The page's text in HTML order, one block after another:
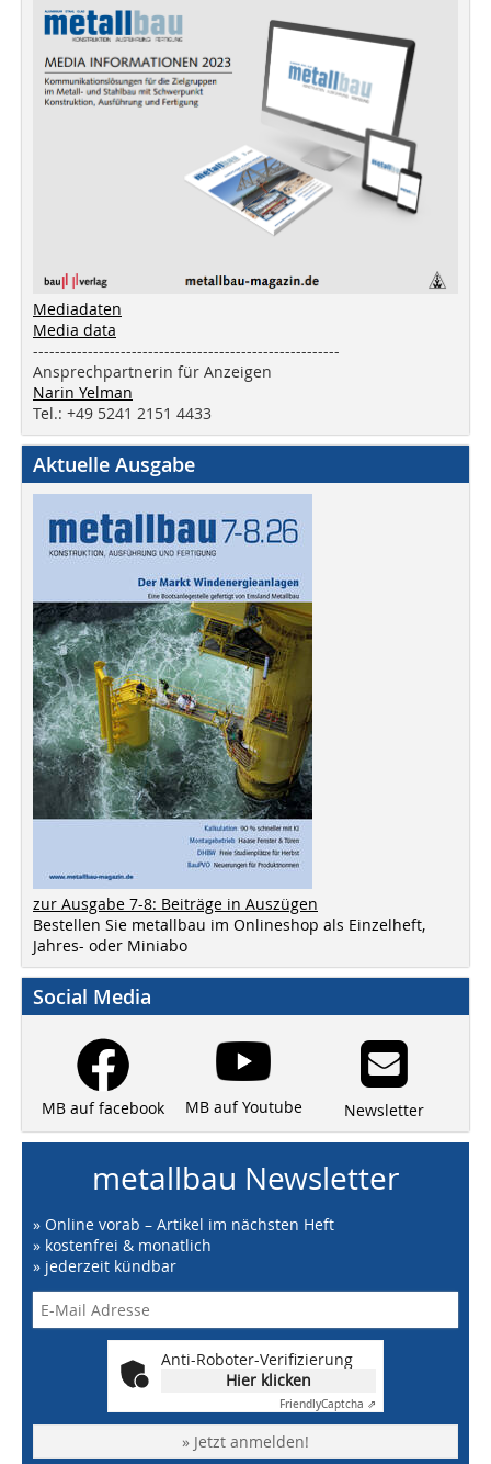
Mediadaten
Media data
--------------------------------------------------------
Ansprechpartnerin für Anzeigen
Narin Yelman
Tel.: +49 5241 2151 4433
Aktuelle Ausgabe
zur Ausgabe 7-8: Beiträge in Auszügen
Bestellen Sie metallbau im Onlineshop als Einzelheft,
Jahres- oder Miniabo
Social Media
MB auf facebook MB auf Youtube Newsletter
metallbau Newsletter
» Online vorab – Artikel im nächsten Heft
» kostenfrei & monatlich
» jederzeit kündbar
Anti-Roboter-Verifizierung
Hier klicken
FriendlyCaptcha ⇗
» Jetzt anmelden!